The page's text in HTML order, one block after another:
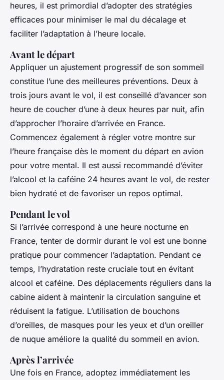
heures, il est primordial d’adopter des stratégies
efficaces pour minimiser le mal du décalage et
faciliter l’adaptation à l’heure locale.
Avant le départ
Appliquer un ajustement progressif de son sommeil
constitue l’une des meilleures préventions. Deux à
trois jours avant le vol, il est conseillé d’avancer son
heure de coucher d’une à deux heures par nuit, afin
d’approcher l’horaire d’arrivée en France.
Commencez également à régler votre montre sur
l’heure française dès le moment du départ en avion
pour votre mental. Il est aussi recommandé d’éviter
l’alcool et la caféine 24 heures avant le vol, de rester
bien hydraté et de favoriser un repos optimal.
Pendant le vol
Si l’arrivée correspond à une heure nocturne en
France, tenter de dormir durant le vol est une bonne
pratique pour commencer l’adaptation. Pendant ce
temps, l’hydratation reste cruciale tout en évitant
alcool et caféine. Des déplacements réguliers dans la
cabine aident à maintenir la circulation sanguine et
réduisent la fatigue. L’utilisation de bouchons
d’oreilles, de masques pour les yeux et d’un oreiller
de nuque améliore la qualité du sommeil en avion.
Après l’arrivée
Une fois en France, adoptez immédiatement les